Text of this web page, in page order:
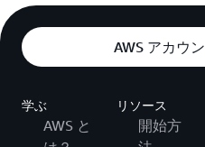
のある制御を判断しま
実施し、セキュリティ
スに関するベストプラ
立系ソフトウェアベン
ソフトウェアが掲載さ
ロイが可能なソリュー
知識とクラウド導入の
AWS セキュリティコン
参照できます。
AWS クラウド導入フレ
大規模なデジタルトラ
計画と実行を検討します
リティの章で、個々の
リティ機能と設定オプ
外部および内部のセキ
AWS アカウ
学ぶ
AWS と
リソース
開始方